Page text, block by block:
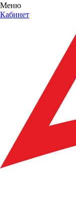
Меню
Кабинет